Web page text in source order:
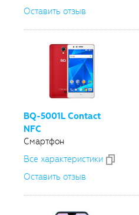
Оставить отзыв
BQ-5001LContact
NFC
Смартфон
Все xарактеристики
Оставить отзыв